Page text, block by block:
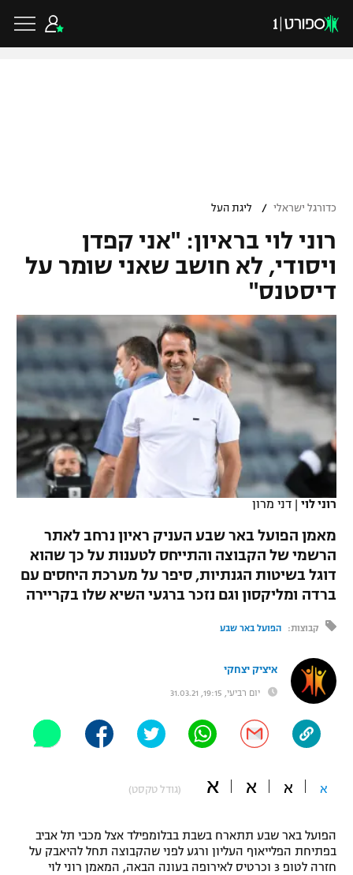
VOD
רץ ברשת
תוצאות
לוח שידורים
ברחבה
"מעל הליגה" – פודקאסט
"מחצית בשכונה" – פודקאסט
משתתפים וזוכים בפרסים
תקנון משתתפים וזוכים בפרסים
תקנון עבור פעילות אלקטרה
טניס
גביע הטוטו
ליגיונרים
גביע המדינה
נבחרת ישראל
מכבי חיפה
בית"ר ירושלים
מכבי תל אביב
הפועל חיפה
הפועל באר שבע
בני יהודה
ליגת האלופות
ליגה אירופית
ליגה אנגלית
ליגה גרמנית
ליגה ספרדית
ליגה איטלקית
ליגה צרפתית
ליגה הולנדית
ליגה טורקית
ליגה סינית
כדורסל ישראלי
ליגת ווינר סל
ליגה לאומית
כדורסל נשים
מכבי תל אביב
הפועל חולון
הפועל ירושלים
כדורסל עולמי
NBA
יורוליג
יורוקאפ
ענפים נוספים
טניס
כדוריד
כדורעף
שחייה
ג'ודו
אגרוף
ספורט אולימפי
UFC
היאבקות WWE
אופניים
ספורט מוטורי
פוטבול אמריקאי NFL
כדורגל ישראלי / ליגת העל
רוני לוי בראיון: "אני קפדן
ויסודי, לא חושב שאני שומר על
דיסטנס"
רוני לוי | דני מרון
מאמן הפועל באר שבע העניק ראיון נרחב לאתר
הרשמי של הקבוצה והתייחס לטענות על כך שהוא
דוגל בשיטות הגנתיות, סיפר על מערכת היחסים עם
ברדה ומליקסון וגם נזכר ברגעי השיא שלו בקריירה
קבוצות: הפועל באר שבע
איציק יצחקי
יום רביעי, 19:15, 31.03.21
א א א א (גודל טקסט)
הפועל באר שבע תתארח בשבת בבלומפילד אצל מכבי תל אביב
בפתיחת הפלייאוף העליון ורגע לפני שהקבוצה תחל להיאבק על
חזרה לטופ 3 וכרטיס לאירופה בעונה הבאה, המאמן רוני לוי